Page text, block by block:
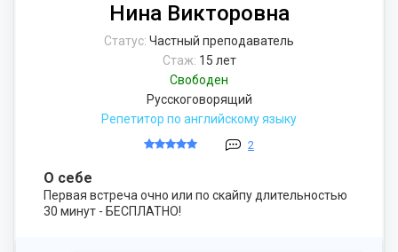
Нина Викторовна
Статус: Частный преподаватель
Стаж: 15 лет
Свободен
Русскоговорящий
Репетитор по английскому языку
2
О себе
Первая встреча очно или по скайпу длительностью
30 минут - БЕСПЛАТНО!